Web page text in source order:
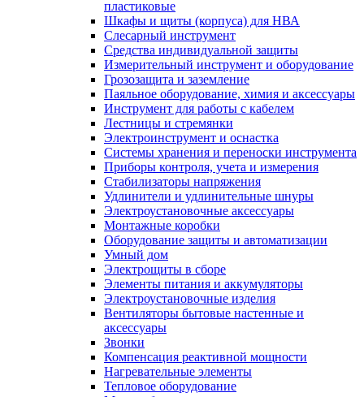
пластиковые
Шкафы и щиты (корпуса) для НВА
Слесарный инструмент
Средства индивидуальной защиты
Измерительный инструмент и оборудование
Грозозащита и заземление
Паяльное оборудование, химия и аксессуары
Инструмент для работы с кабелем
Лестницы и стремянки
Электроинструмент и оснастка
Системы хранения и переноски инструмента
Приборы контроля, учета и измерения
Стабилизаторы напряжения
Удлинители и удлинительные шнуры
Электроустановочные аксессуары
Монтажные коробки
Оборудование защиты и автоматизации
Умный дом
Электрощиты в сборе
Элементы питания и аккумуляторы
Электроустановочные изделия
Вентиляторы бытовые настенные и
аксессуары
Звонки
Компенсация реактивной мощности
Нагревательные элементы
Тепловое оборудование